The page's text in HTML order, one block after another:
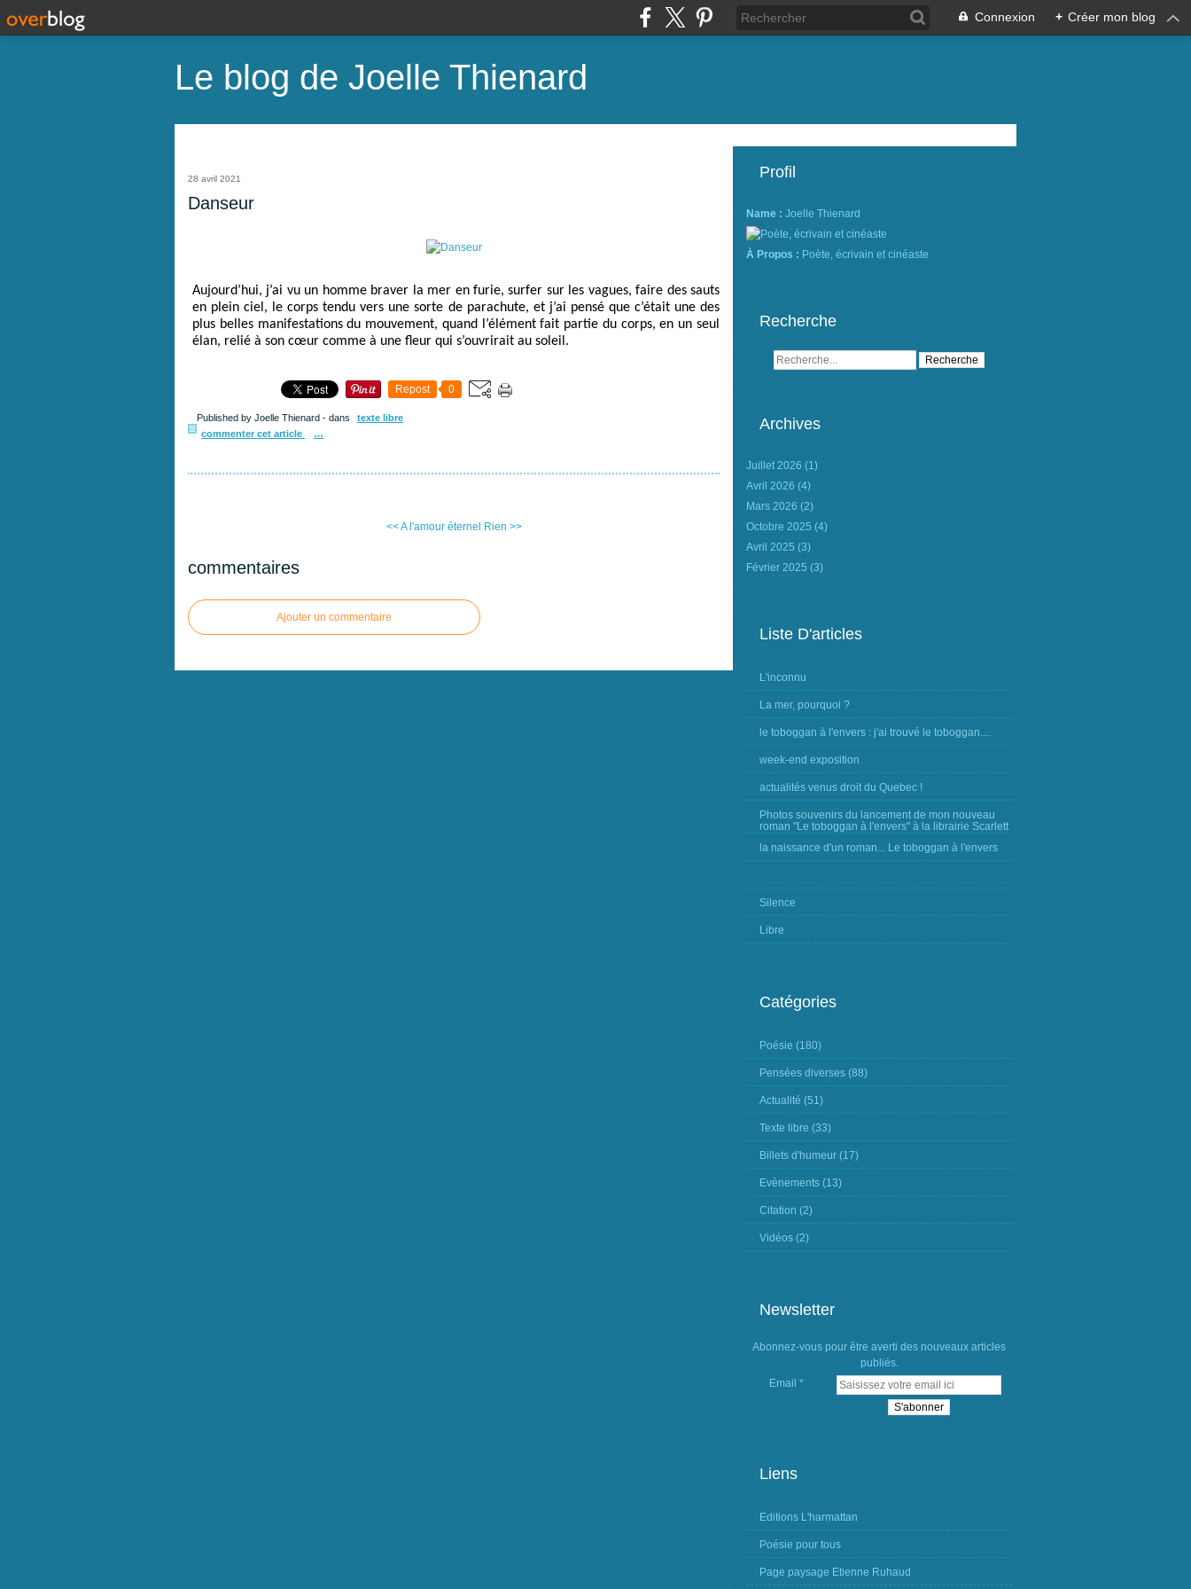
Connexion + Créer mon blog
Le blog de Joelle Thienard
28 avril 2021
Danseur
Aujourd’hui, j’ai vu un homme braver la mer en furie, surfer sur les vagues, faire des sauts
en plein ciel, le corps tendu vers une sorte de parachute, et j’ai pensé que c’était une des
plus belles manifestations du mouvement, quand l’élément fait partie du corps, en un seul
élan, relié à son cœur comme à une fleur qui s’ouvrirait au soleil.
Repost 0
Published by Joelle Thienard - dans
texte libre
commenter cet article
…
<< A l'amour éternel Rien >>
commentaires
Ajouter un commentaire
Profil
Name : Joelle Thienard
À Propos : Poète, écrivain et cinéaste
Recherche
Archives
Juillet 2026 (1)
Avril 2026 (4)
Mars 2026 (2)
Octobre 2025 (4)
Avril 2025 (3)
Février 2025 (3)
Liste D'articles
L'inconnu
La mer, pourquoi ?
le toboggan à l'envers : j'ai trouvé le toboggan....
week-end exposition
actualités venus droit du Quebec !
Photos souvenirs du lancement de mon nouveau
roman "Le toboggan à l'envers" à la librairie Scarlett
la naissance d'un roman... Le toboggan à l'envers
Silence
Libre
Catégories
Poésie (180)
Pensées diverses (88)
Actualité (51)
Texte libre (33)
Billets d'humeur (17)
Evènements (13)
Citation (2)
Vidéos (2)
Newsletter
Abonnez-vous pour être averti des nouveaux articles
publiés.
Email
Liens
Editions L'harmattan
Poésie pour tous
Page paysage Etienne Ruhaud